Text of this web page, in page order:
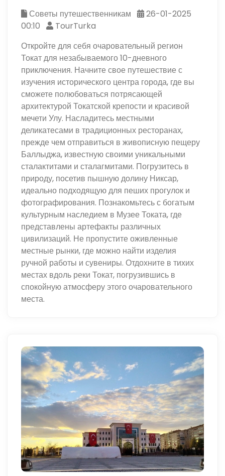
Советы путешественникам
26-01-2025
00:10
TourTurka
Откройте для себя очаровательный регион
Токат для незабываемого 10-дневного
приключения. Начните свое путешествие с
изучения исторического центра города, где вы
сможете полюбоваться потрясающей
архитектурой Токатской крепости и красивой
мечети Улу. Насладитесь местными
деликатесами в традиционных ресторанах,
прежде чем отправиться в живописную пещеру
Баллыджа, известную своими уникальными
сталактитами и сталагмитами. Погрузитесь в
природу, посетив пышную долину Никсар,
идеально подходящую для пеших прогулок и
фотографирования. Познакомьтесь с богатым
культурным наследием в Музее Токата, где
представлены артефакты различных
цивилизаций. Не пропустите оживленные
местные рынки, где можно найти изделия
ручной работы и сувениры. Отдохните в тихих
местах вдоль реки Токат, погрузившись в
спокойную атмосферу этого очаровательного
места.